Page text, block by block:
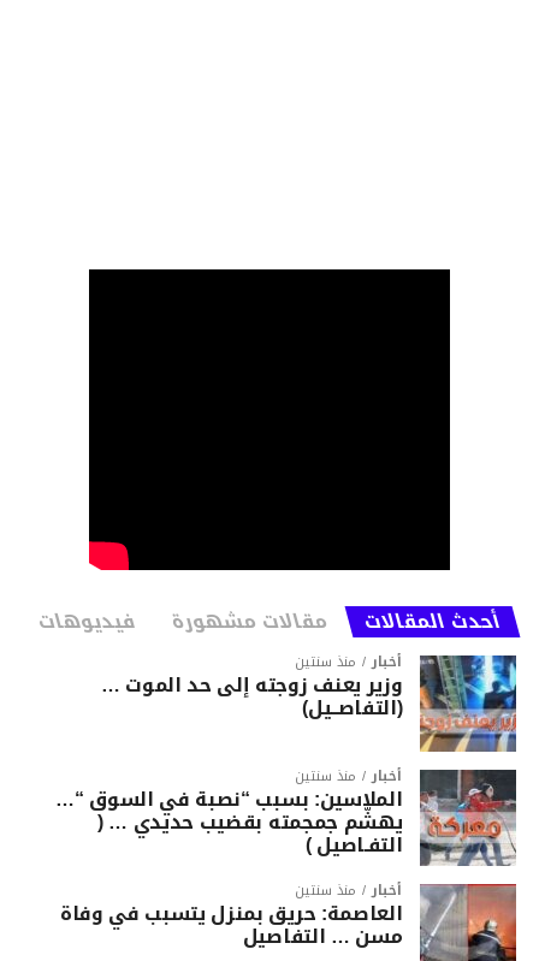
أحدث المقالات مقالات مشهورة فيديوهات
أخبار منذ سنتين
وزير يعنف زوجته إلى حد الموت …
(التفاصــيل)
أخبار منذ سنتين
الملاسين: بسبب “نصبة في السوق “…
يهشّم جمجمته بقضيب حديدي … (
التفـاصيل )
أخبار منذ سنتين
العاصمة: حريق بمنزل يتسبب في وفاة
مسن … التفاصيل